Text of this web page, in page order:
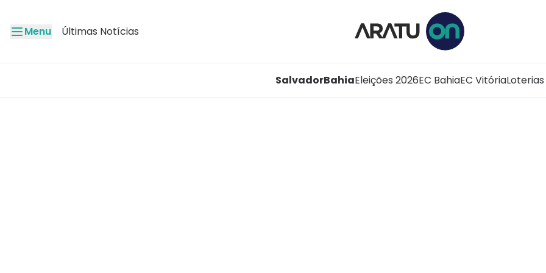
Menu Últimas Notícias
SalvadorBahiaEleições 2026EC BahiaEC VitóriaLoterias